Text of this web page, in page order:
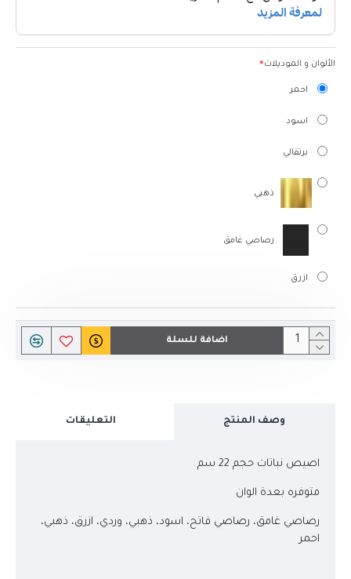
الألوان و الموديلات
احمر
اسود
برتقالي
ذهبي
رصاصي غامق
ازرق
اضافة للسلة
وصف المنتج التعليقات
اصيص نباتات حجم 22 سم
متوفره بعدة الوان
رصاصي غامق، رصاصي فاتح، اسود، ذهبي، وردي، ازرق، ذهبي،
احمر